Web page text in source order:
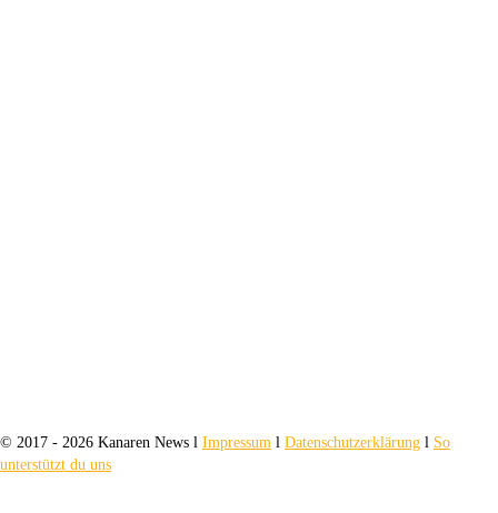
© 2017 - 2026 Kanaren News l Impressum l Datenschutzerklärung l So
unterstützt du uns